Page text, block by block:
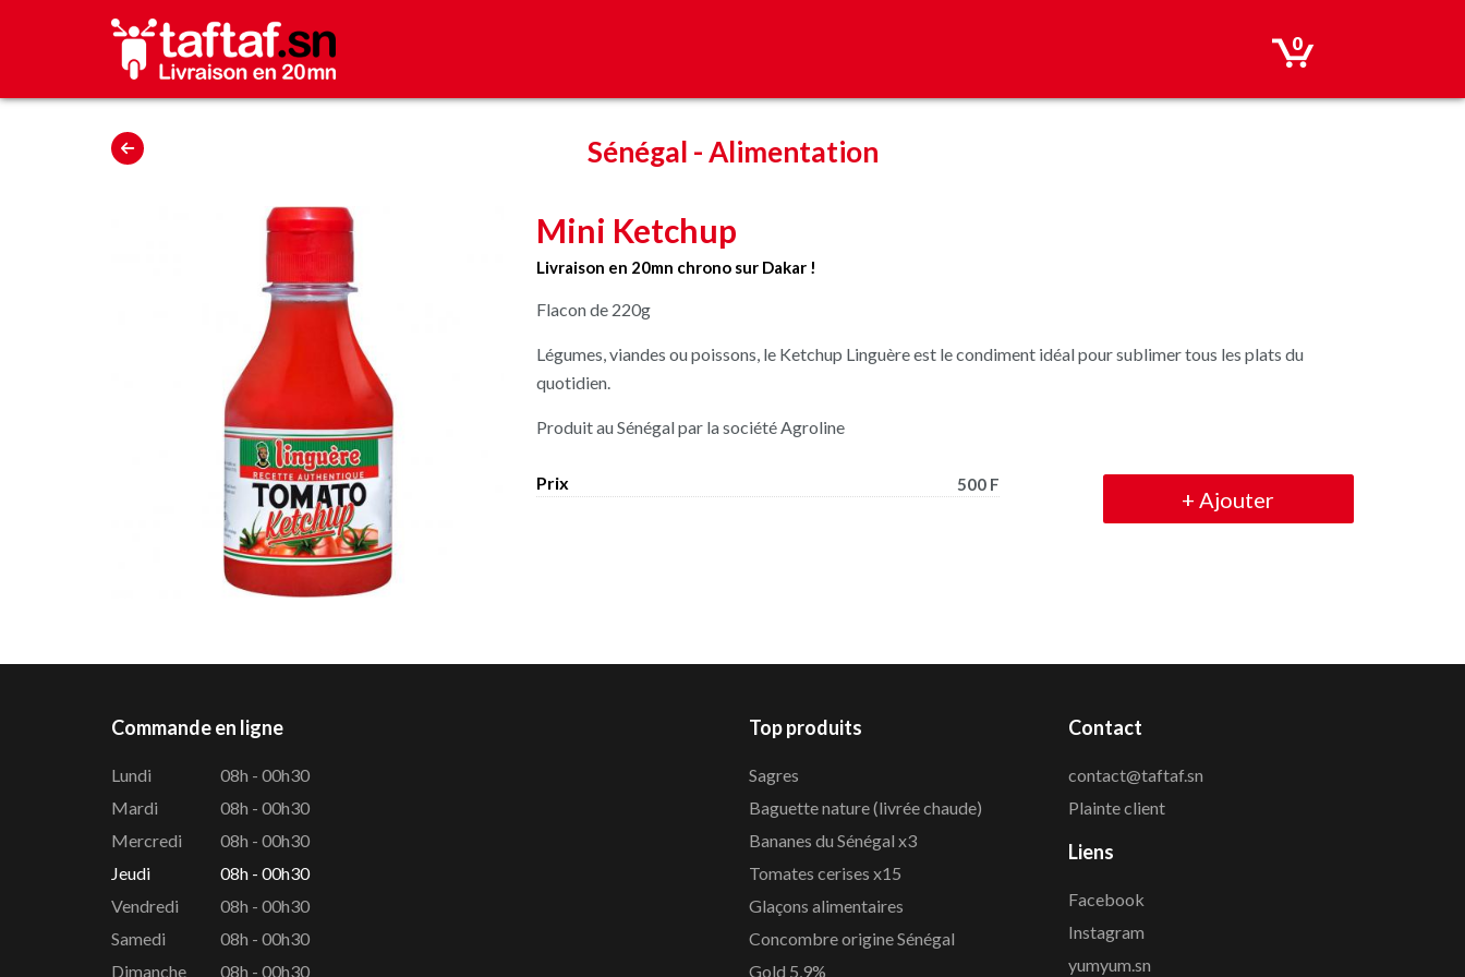
0
Sénégal -Alimentation
Mini Ketchup
Livraison en 20mn chrono sur Dakar !
Flacon de 220g
Légumes, viandes ou poissons, le Ketchup Linguère est le condiment idéal pour sublimer tous les plats du
quotidien.
Produit au Sénégal par la société Agroline
Prix 500 F
+ Ajouter
Commande en ligne
Lundi
08h - 00h30
Mardi
08h - 00h30
Mercredi
08h - 00h30
Jeudi
08h - 00h30
Vendredi
08h - 00h30
Samedi
08h - 00h30
Dimanche
08h - 00h30
Top produits
Sagres
Baguette nature (livrée chaude)
Bananes du Sénégal x3
Tomates cerises x15
Glaçons alimentaires
Concombre origine Sénégal
Gold 5,9%
Contact
contact@taftaf.sn
Plainte client
Liens
Facebook
Instagram
yumyum.sn